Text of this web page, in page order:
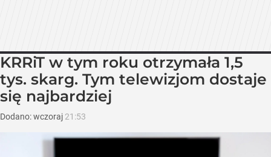
KRRiT w tym roku otrzymała 1,5
tys. skarg. Tym telewizjom dostaje
się najbardziej
Dodano:wczoraj 21:53